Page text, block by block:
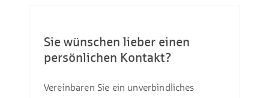
Sie wünschen lieber einen
persönlichen Kontakt?
Vereinbaren Sie ein unverbindliches